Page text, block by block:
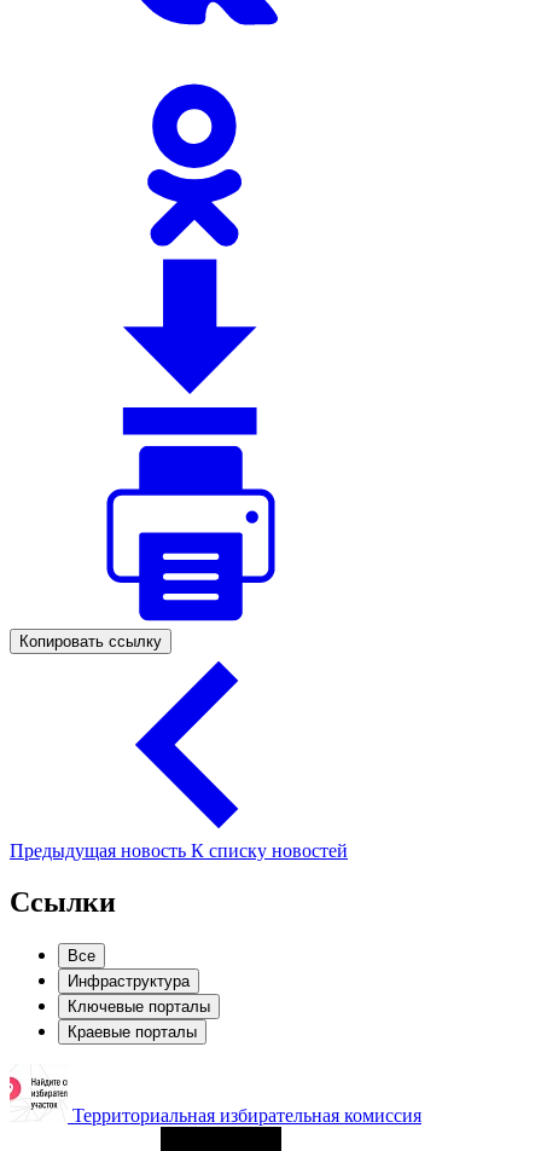
Копировать ссылку
Предыдущая новость К списку новостей
Ссылки
Все
Инфраструктура
Ключевые порталы
Краевые порталы
Территориальная избирательная комиссия